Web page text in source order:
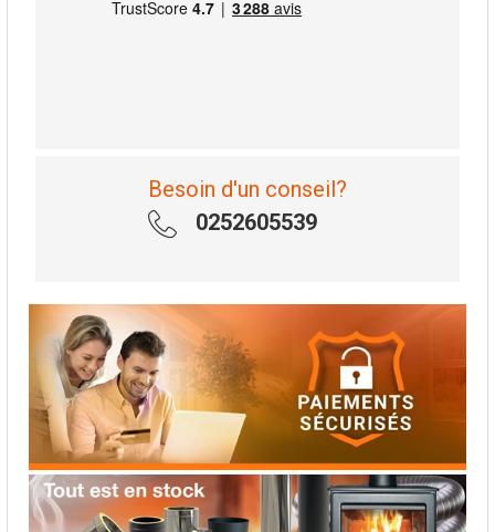
Besoin d'un conseil?
0252605539